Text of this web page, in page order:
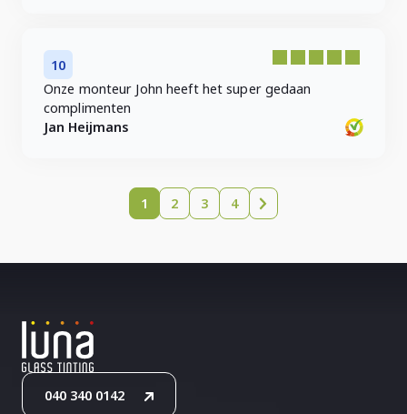
10
Onze monteur John heeft het super gedaan
complimenten
Jan Heijmans
1 2 3 4
040 340 0142